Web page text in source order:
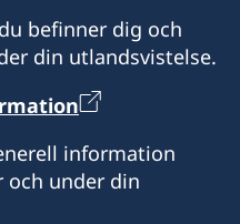
befinner dig och
din utlandsvistelse.
information
och under din